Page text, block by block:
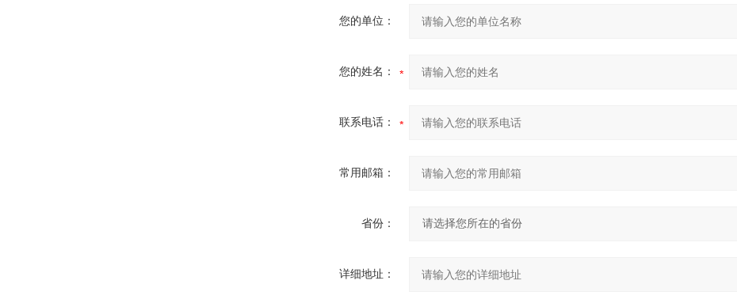
您的单位：
您的姓名：
联系电话：
常用邮箱：
省份：
详细地址：